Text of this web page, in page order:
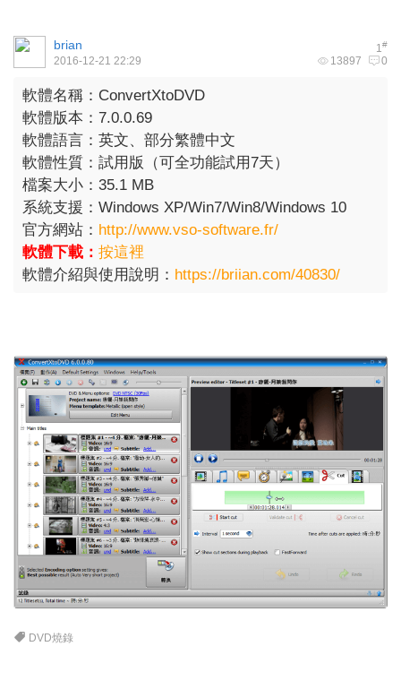
1#
brian
13897 0
2016-12-21 22:29
軟體名稱：ConvertXtoDVD
軟體版本：7.0.0.69
軟體語言：英文、部分繁體中文
軟體性質：試用版（可全功能試用7天）
檔案大小：35.1 MB
系統支援：Windows XP/Win7/Win8/Windows 10
官方網站： http://www.vso-software.fr/
軟體下載： 按這裡
軟體介紹與使用說明： https://briian.com/40830/
DVD燒錄